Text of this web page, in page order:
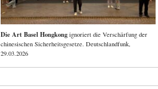
Die Art Basel Hongkong ignoriert die Verschärfung der
chinesischen Sicherheitsgesetze. Deutschlandfunk,
29.03.2026